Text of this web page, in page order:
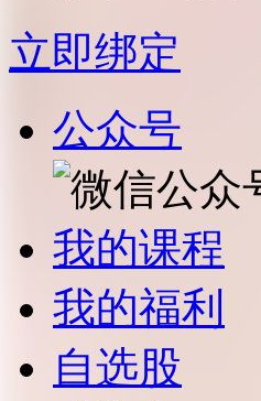
立即绑定
公众号
我的课程
我的福利
自选股